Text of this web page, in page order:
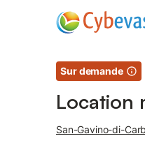
Sur demande
Location
San-Gavino-di-
Photos